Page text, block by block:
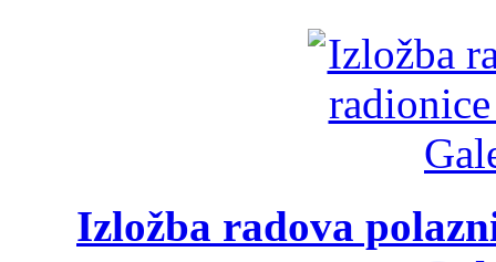
Izložba radova